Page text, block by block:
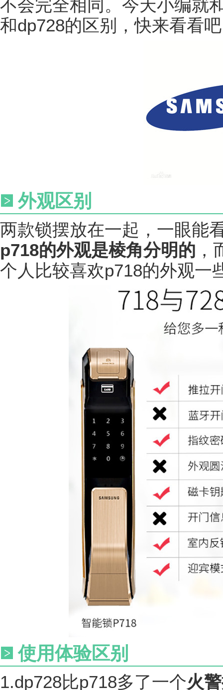
不会完全相同。今天小编就
和dp728的区别，快来看看
外观区别
两款锁摆放在一起，一眼能
p718的外观是棱角分明的 ，
个人比较喜欢p718的外观一
使用体验区别
1.dp728比p718多了一个火